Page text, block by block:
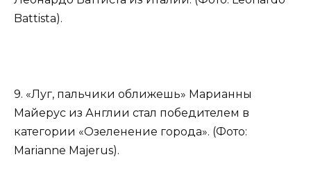
Battista).
9. «Луг, пальчики оближешь» Марианны
Майерус из Англии стал победителем в
категории «Озеленение города». (Фото:
Marianne Majerus).